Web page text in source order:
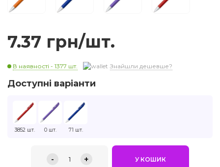
7.37 грн/шт.
В наявності - 1377 шт. Знайшли дешевше?
Доступні варіанти
3852 шт. 0 шт. 71 шт.
- 1 + У КОШИК